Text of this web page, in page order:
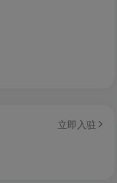
立即入驻